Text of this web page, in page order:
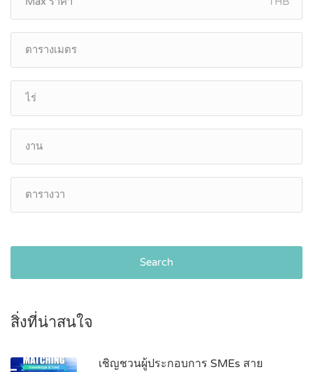
Search
สิ่งที่น่าสนใจ
เชิญชวนผู้ประกอบการ SMEs สาย